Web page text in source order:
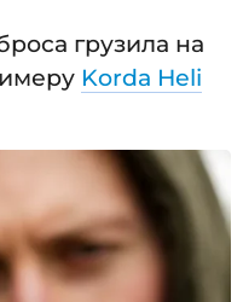
грузила на
Korda Heli